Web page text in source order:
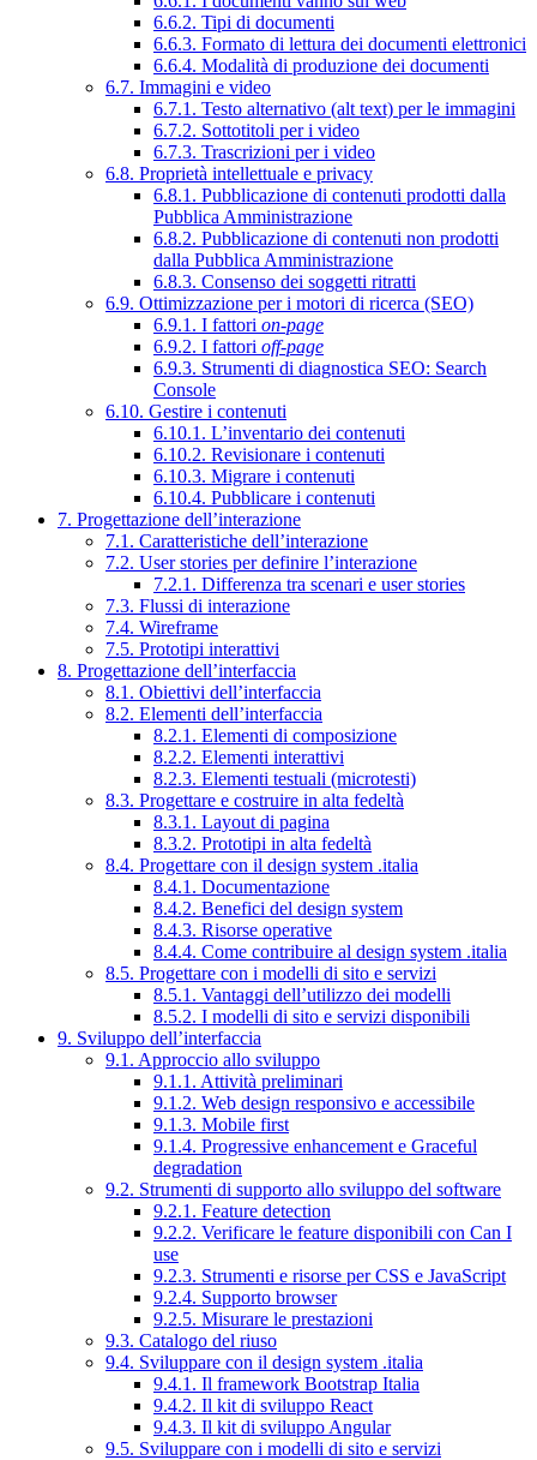
6.6.2. Tipi di documenti
6.6.3. Formato di lettura dei documenti elettronici
6.6.4. Modalità di produzione dei documenti
6.7. Immagini e video
6.7.1. Testo alternativo (alt text) per le immagini
6.7.2. Sottotitoli per i video
6.7.3. Trascrizioni per i video
6.8. Proprietà intellettuale e privacy
6.8.1. Pubblicazione di contenuti prodotti dalla
Pubblica Amministrazione
6.8.2. Pubblicazione di contenuti non prodotti
dalla Pubblica Amministrazione
6.8.3. Consenso dei soggetti ritratti
6.9. Ottimizzazione per i motori di ricerca (SEO)
6.9.1. I fattori on-page
6.9.2. I fattori off-page
6.9.3. Strumenti di diagnostica SEO: Search
Console
6.10. Gestire i contenuti
6.10.1. L’inventario dei contenuti
6.10.2. Revisionare i contenuti
6.10.3. Migrare i contenuti
6.10.4. Pubblicare i contenuti
7. Progettazione dell’interazione
7.1. Caratteristiche dell’interazione
7.2. User stories per definire l’interazione
7.2.1. Differenza tra scenari e user stories
7.3. Flussi di interazione
7.4. Wireframe
7.5. Prototipi interattivi
8. Progettazione dell’interfaccia
8.1. Obiettivi dell’interfaccia
8.2. Elementi dell’interfaccia
8.2.1. Elementi di composizione
8.2.2. Elementi interattivi
8.2.3. Elementi testuali (microtesti)
8.3. Progettare e costruire in alta fedeltà
8.3.1. Layout di pagina
8.3.2. Prototipi in alta fedeltà
8.4. Progettare con il design system .italia
8.4.1. Documentazione
8.4.2. Benefici del design system
8.4.3. Risorse operative
8.4.4. Come contribuire al design system .italia
8.5. Progettare con i modelli di sito e servizi
8.5.1. Vantaggi dell’utilizzo dei modelli
8.5.2. I modelli di sito e servizi disponibili
9. Sviluppo dell’interfaccia
9.1. Approccio allo sviluppo
9.1.1. Attività preliminari
9.1.2. Web design responsivo e accessibile
9.1.3. Mobile first
9.1.4. Progressive enhancement e Graceful
degradation
9.2. Strumenti di supporto allo sviluppo del software
9.2.1. Feature detection
9.2.2. Verificare le feature disponibili con Can I
use
9.2.3. Strumenti e risorse per CSS e JavaScript
9.2.4. Supporto browser
9.2.5. Misurare le prestazioni
9.3. Catalogo del riuso
9.4. Sviluppare con il design system .italia
9.4.1. Il framework Bootstrap Italia
9.4.2. Il kit di sviluppo React
9.4.3. Il kit di sviluppo Angular
9.5. Sviluppare con i modelli di sito e servizi